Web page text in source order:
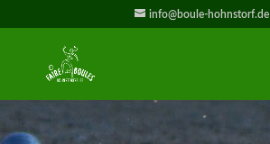
info@boule-hohnstorf.de